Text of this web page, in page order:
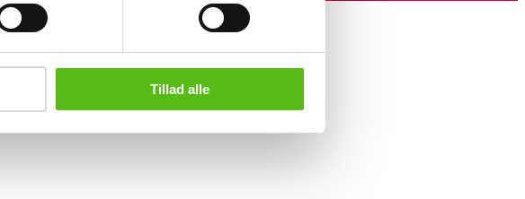
Tillad alle